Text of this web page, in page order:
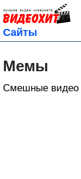
Сайты
Мемы
Смешные